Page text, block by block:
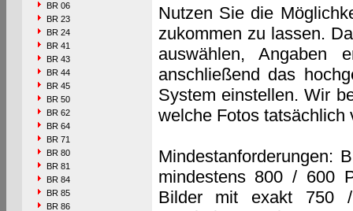
BR 06
BR 23
BR 24
BR 41
BR 43
BR 44
BR 45
BR 50
BR 62
BR 64
BR 71
BR 80
BR 81
BR 84
BR 85
BR 86
Nutzen Sie die
zukommen zu lassen.
auswählen, Angaben
anschließend das
System einstellen. Wir
welche Fotos tatsächlich
Mindestanforderungen:
mindestens 800 / 600
Bilder mit exakt 750